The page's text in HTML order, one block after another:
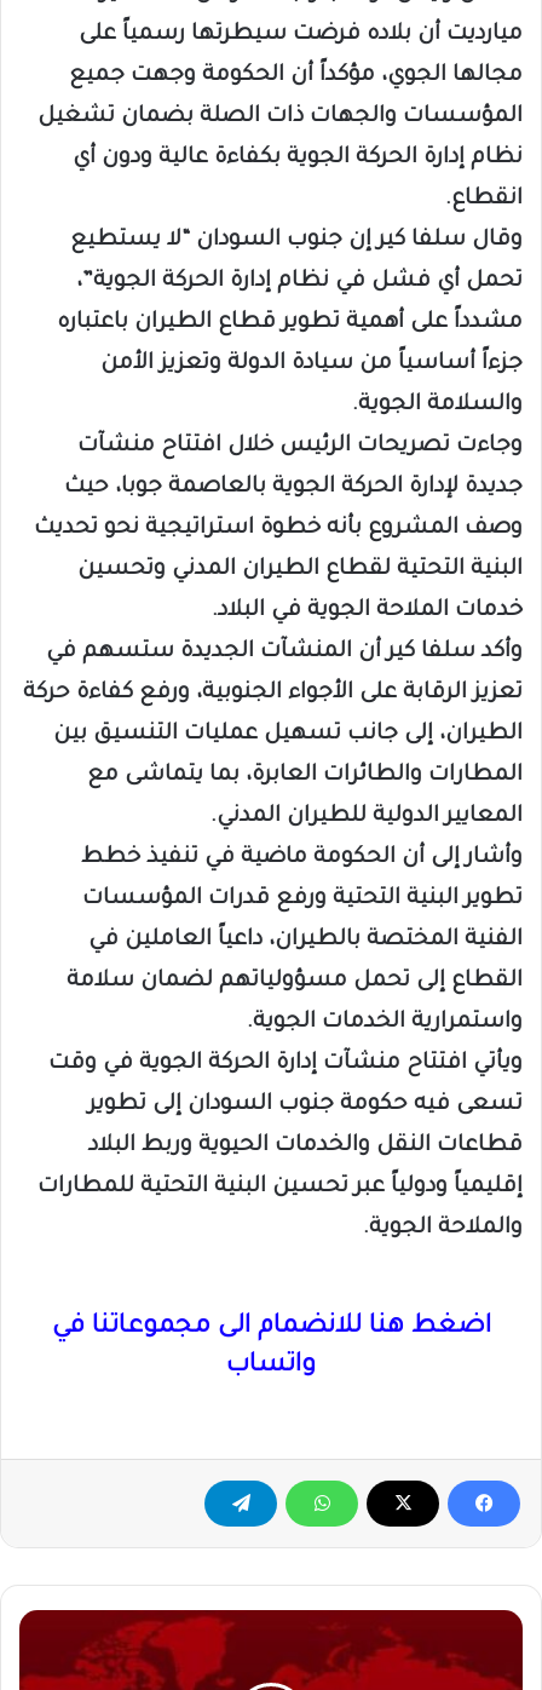
ميارديت أن بلاده فرضت سيطرتها رسمياً على
مجالها الجوي، مؤكداً أن الحكومة وجهت جميع
المؤسسات والجهات ذات الصلة بضمان تشغيل
نظام إدارة الحركة الجوية بكفاءة عالية ودون أي
انقطاع.
وقال سلفا كير إن جنوب السودان “لا يستطيع
تحمل أي فشل في نظام إدارة الحركة الجوية”،
مشدداً على أهمية تطوير قطاع الطيران باعتباره
جزءاً أساسياً من سيادة الدولة وتعزيز الأمن
والسلامة الجوية.
وجاءت تصريحات الرئيس خلال افتتاح منشآت
جديدة لإدارة الحركة الجوية بالعاصمة جوبا، حيث
وصف المشروع بأنه خطوة استراتيجية نحو تحديث
البنية التحتية لقطاع الطيران المدني وتحسين
خدمات الملاحة الجوية في البلاد.
وأكد سلفا كير أن المنشآت الجديدة ستسهم في
تعزيز الرقابة على الأجواء الجنوبية، ورفع كفاءة حركة
الطيران، إلى جانب تسهيل عمليات التنسيق بين
المطارات والطائرات العابرة، بما يتماشى مع
المعايير الدولية للطيران المدني.
وأشار إلى أن الحكومة ماضية في تنفيذ خطط
تطوير البنية التحتية ورفع قدرات المؤسسات
الفنية المختصة بالطيران، داعياً العاملين في
القطاع إلى تحمل مسؤولياتهم لضمان سلامة
واستمرارية الخدمات الجوية.
ويأتي افتتاح منشآت إدارة الحركة الجوية في وقت
تسعى فيه حكومة جنوب السودان إلى تطوير
قطاعات النقل والخدمات الحيوية وربط البلاد
إقليمياً ودولياً عبر تحسين البنية التحتية للمطارات
والملاحة الجوية.
اضغط هنا للانضمام الى مجموعاتنا في
واتساب
الجيش
بتعزيزات